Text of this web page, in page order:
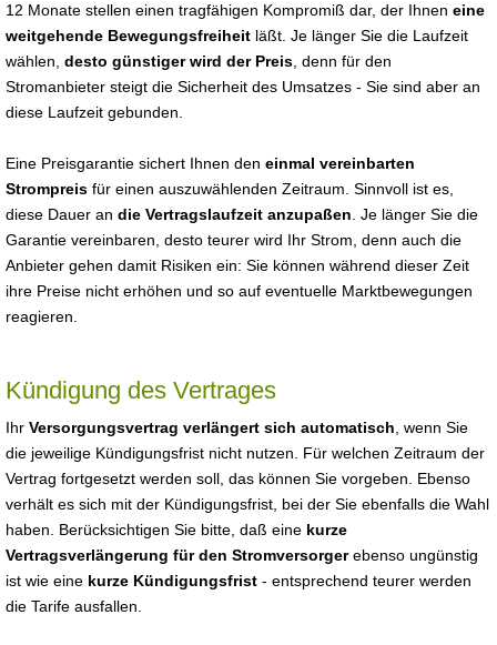
12 Monate stellen einen tragfähigen Kompromiß dar, der Ihnen eine
weitgehende Bewegungsfreiheit läßt. Je länger Sie die Laufzeit
wählen, desto günstiger wird der Preis , denn für den
Stromanbieter steigt die Sicherheit des Umsatzes - Sie sind aber an
diese Laufzeit gebunden.
Eine Preisgarantie sichert Ihnen den einmal vereinbarten
Strompreis für einen auszuwählenden Zeitraum. Sinnvoll ist es,
diese Dauer an die Vertragslaufzeit anzupaßen . Je länger Sie die
Garantie vereinbaren, desto teurer wird Ihr Strom, denn auch die
Anbieter gehen damit Risiken ein: Sie können während dieser Zeit
ihre Preise nicht erhöhen und so auf eventuelle Marktbewegungen
reagieren.
Kündigung des Vertrages
Ihr Versorgungsvertrag verlängert sich automatisch , wenn Sie
die jeweilige Kündigungsfrist nicht nutzen. Für welchen Zeitraum der
Vertrag fortgesetzt werden soll, das können Sie vorgeben. Ebenso
verhält es sich mit der Kündigungsfrist, bei der Sie ebenfalls die Wahl
haben. Berücksichtigen Sie bitte, daß eine kurze
Vertragsverlängerung für den Stromversorgerebenso ungünstig
ist wie eine kurze Kündigungsfrist - entsprechend teurer werden
die Tarife ausfallen.